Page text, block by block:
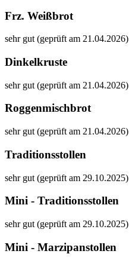
Frz. Weißbrot
sehr gut (geprüft am 21.04.2026)
Dinkelkruste
sehr gut (geprüft am 21.04.2026)
Roggenmischbrot
sehr gut (geprüft am 21.04.2026)
Traditionsstollen
sehr gut (geprüft am 29.10.2025)
Mini - Traditionsstollen
sehr gut (geprüft am 29.10.2025)
Mini - Marzipanstollen